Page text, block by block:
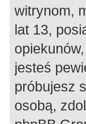
witrynom,
lat 13,
jesteś
próbujesz
osobą,